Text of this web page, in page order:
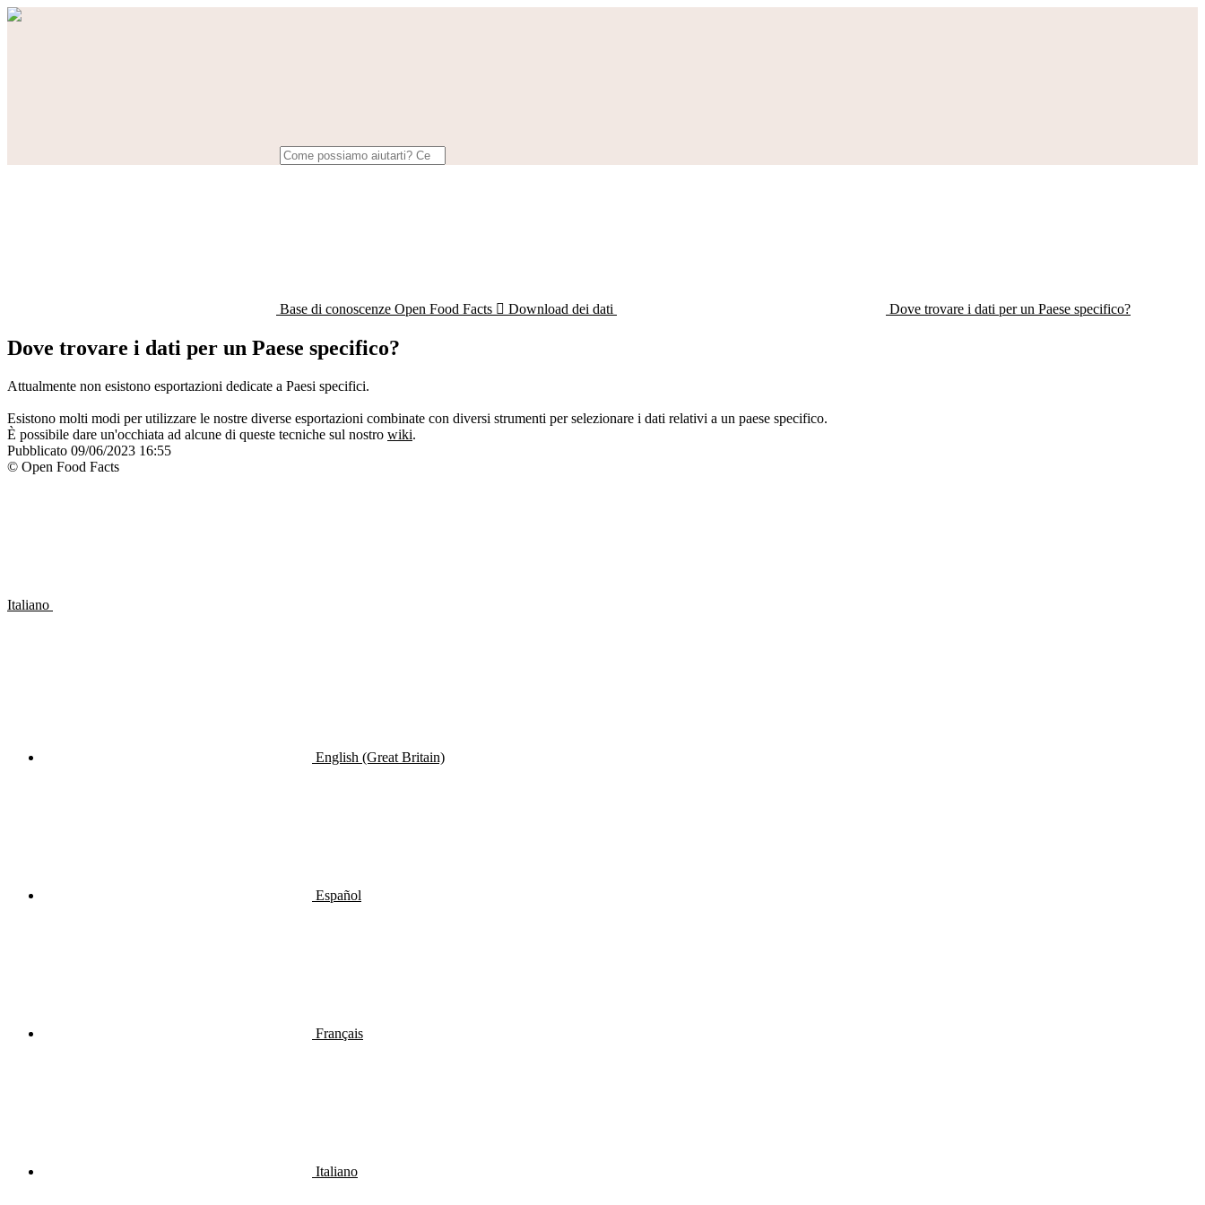
Base di conoscenze Open Food Facts  Download dei dati Dove trovare i dati per un Paese specifico?
Dove trovare i dati per un Paese specifico?
Attualmente non esistono esportazioni dedicate a Paesi specifici.
Esistono molti modi per utilizzare le nostre diverse esportazioni combinate con diversi strumenti per selezionare i dati relativi a un paese specifico.
È possibile dare un'occhiata ad alcune di queste tecniche sul nostro wiki.
Pubblicato 09/06/2023 16:55
© Open Food Facts
Italiano
English (Great Britain)
Español
Français
Italiano